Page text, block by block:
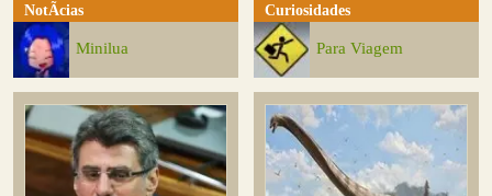
NotÃ­cias
Minilua
Curiosidades
Para Viagem